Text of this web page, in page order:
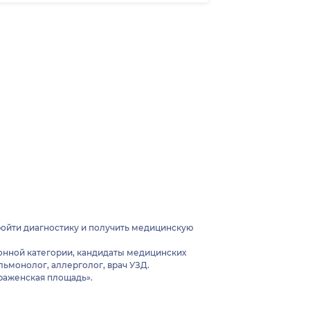
диагностику и получить медицинскую
категории, кандидаты медицинских
аллерголог, врач УЗД.
площадь».